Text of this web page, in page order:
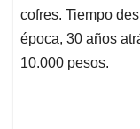
cofres. Tiempo
época, 30 años
10.000 pesos.